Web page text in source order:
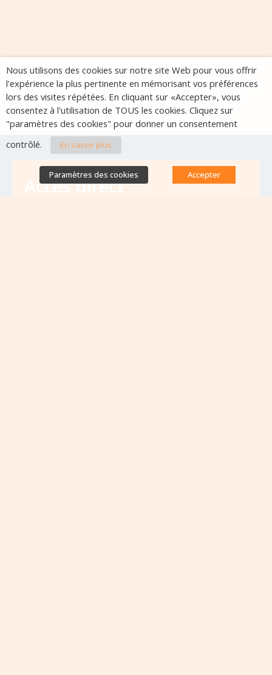
Accès direct
Nous utilisons des cookies sur notre site Web pour vous offrir
l'expérience la plus pertinente en mémorisant vos préférences
lors des visites répétées. En cliquant sur «Accepter», vous
consentez à l'utilisation de TOUS les cookies. Cliquez sur
"paramètres des cookies" pour donner un consentement
contrôlé.
En savoir plus
Paramètres des cookies Accepter